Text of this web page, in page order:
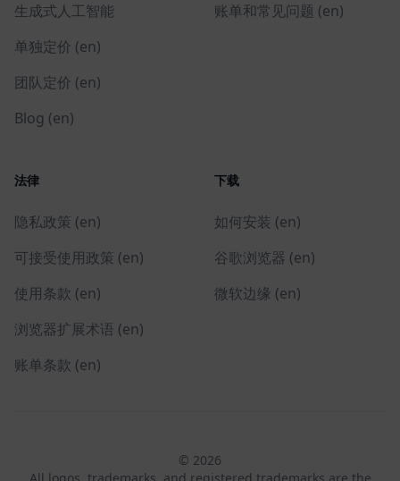
生成式人工智能
单独定价 (en)
团队定价 (en)
Blog (en)
账单和常见问题 (en)
法律
隐私政策 (en)
可接受使用政策 (en)
使用条款 (en)
浏览器扩展术语 (en)
账单条款 (en)
下载
如何安装 (en)
谷歌浏览器 (en)
微软边缘 (en)
© 2026